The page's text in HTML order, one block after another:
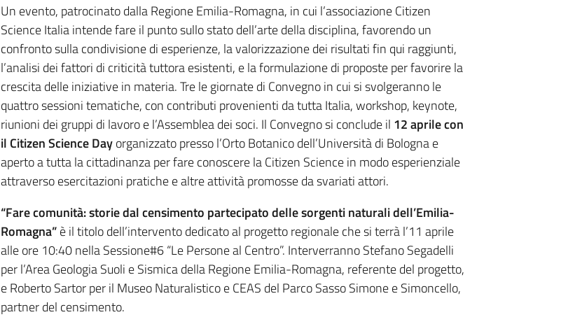
Un evento, patrocinato dalla Regione Emilia-Romagna, in cui l’associazione Citizen
Science Italia intende fare il punto sullo stato dell’arte della disciplina, favorendo un
confronto sulla condivisione di esperienze, la valorizzazione dei risultati fin qui raggiunti,
l’analisi dei fattori di criticità tuttora esistenti, e la formulazione di proposte per favorire la
crescita delle iniziative in materia. Tre le giornate di Convegno in cui si svolgeranno le
quattro sessioni tematiche, con contributi provenienti da tutta Italia, workshop, keynote,
riunioni dei gruppi di lavoro e l’Assemblea dei soci. Il Convegno si conclude il 12 aprile con
il Citizen Science Dayorganizzato presso l’Orto Botanico dell’Università di Bologna e
aperto a tutta la cittadinanza per fare conoscere la Citizen Science in modo esperienziale
attraverso esercitazioni pratiche e altre attività promosse da svariati attori.
“Fare comunità: storie dal censimento partecipato delle sorgenti naturali dell’Emilia-
Romagna”è il titolo dell’intervento dedicato al progetto regionale che si terrà l’11 aprile
alle ore 10:40 nella Sessione#6 “Le Persone al Centro”. Interverranno Stefano Segadelli
per l’Area Geologia Suoli e Sismica della Regione Emilia-Romagna, referente del progetto,
e Roberto Sartor per il Museo Naturalistico e CEAS del Parco Sasso Simone e Simoncello,
partner del censimento.